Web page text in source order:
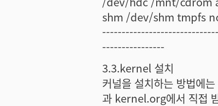
shm /dev/shm tmpfs
----------------
3.3.kernel 설치
커널을 설치하는 방법에
과 kernel.org에서 직접